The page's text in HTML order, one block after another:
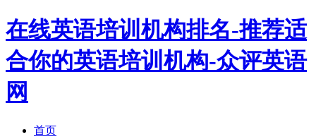
在线英语培训机构排名-推荐适
合你的英语培训机构-众评英语
网
首页